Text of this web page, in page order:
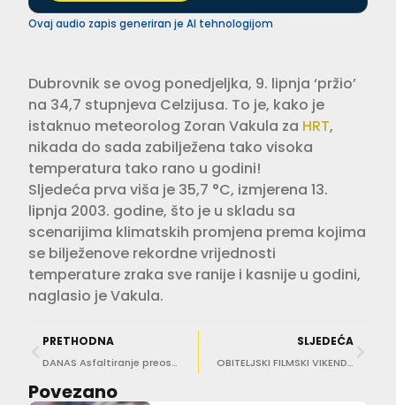
Ovaj audio zapis generiran je AI tehnologijom
Dubrovnik se ovog ponedjeljka, 9. lipnja ‘pržio’
na 34,7 stupnjeva Celzijusa. To je, kako je
istaknuo meteorolog Zoran Vakula za HRT,
nikada do sada zabilježena tako visoka
temperatura tako rano u godini!
Sljedeća prva viša je 35,7 °C, izmjerena 13.
lipnja 2003. godine, što je u skladu sa
scenarijima klimatskih promjena prema kojima
se bilježenove rekordne vrijednosti
temperature zraka sve ranije i kasnije u godini,
naglasio je Vakula.
PRETHODNA
DANAS Asfaltiranje preostalog dijela ulice Od Montovjerne
SLJEDEĆA
OBITELJSKI FILMSKI VIKEND U SLANOM Gledat će se ‘Kako izdresirati zmaja’ i ‘Lov na divljake’
Povezano